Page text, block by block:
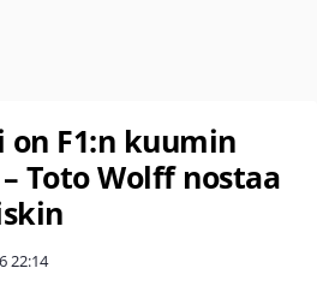
F1:n kuumin
Toto Wolff nostaa
22:14